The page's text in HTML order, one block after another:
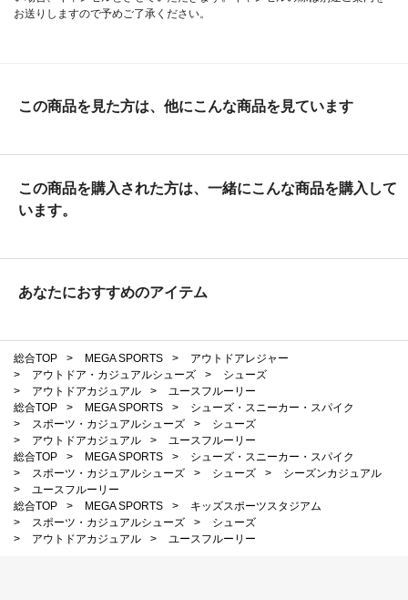
お送りしますので予めご了承ください。
この商品を見た方は、他にこんな商品を見ています
この商品を購入された方は、一緒にこんな商品を購入して
います。
あなたにおすすめのアイテム
総合TOP > MEGA SPORTS >
アウトドアレジャー
>
アウトドア・カジュアルシューズ >
シューズ
>
アウトドアカジュアル >
ユースフルーリー
総合TOP
> MEGA SPORTS >
シューズ・スニーカー・スパイク
>
スポーツ・カジュアルシューズ >
シューズ
>
アウトドアカジュアル >
ユースフルーリー
総合TOP
> MEGA SPORTS >
シューズ・スニーカー・スパイク
>
スポーツ・カジュアルシューズ > シューズ >
シーズンカジュアル
>
ユースフルーリー
総合TOP
> MEGA SPORTS >
キッズスポーツスタジアム
>
スポーツ・カジュアルシューズ >
シューズ
>
アウトドアカジュアル > ユースフルーリー